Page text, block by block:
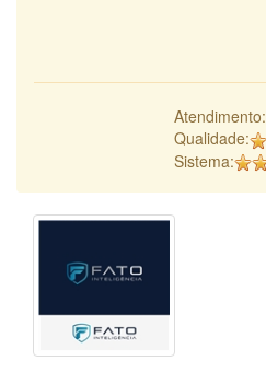
Atendimento:
Qualidade:
Sistema: